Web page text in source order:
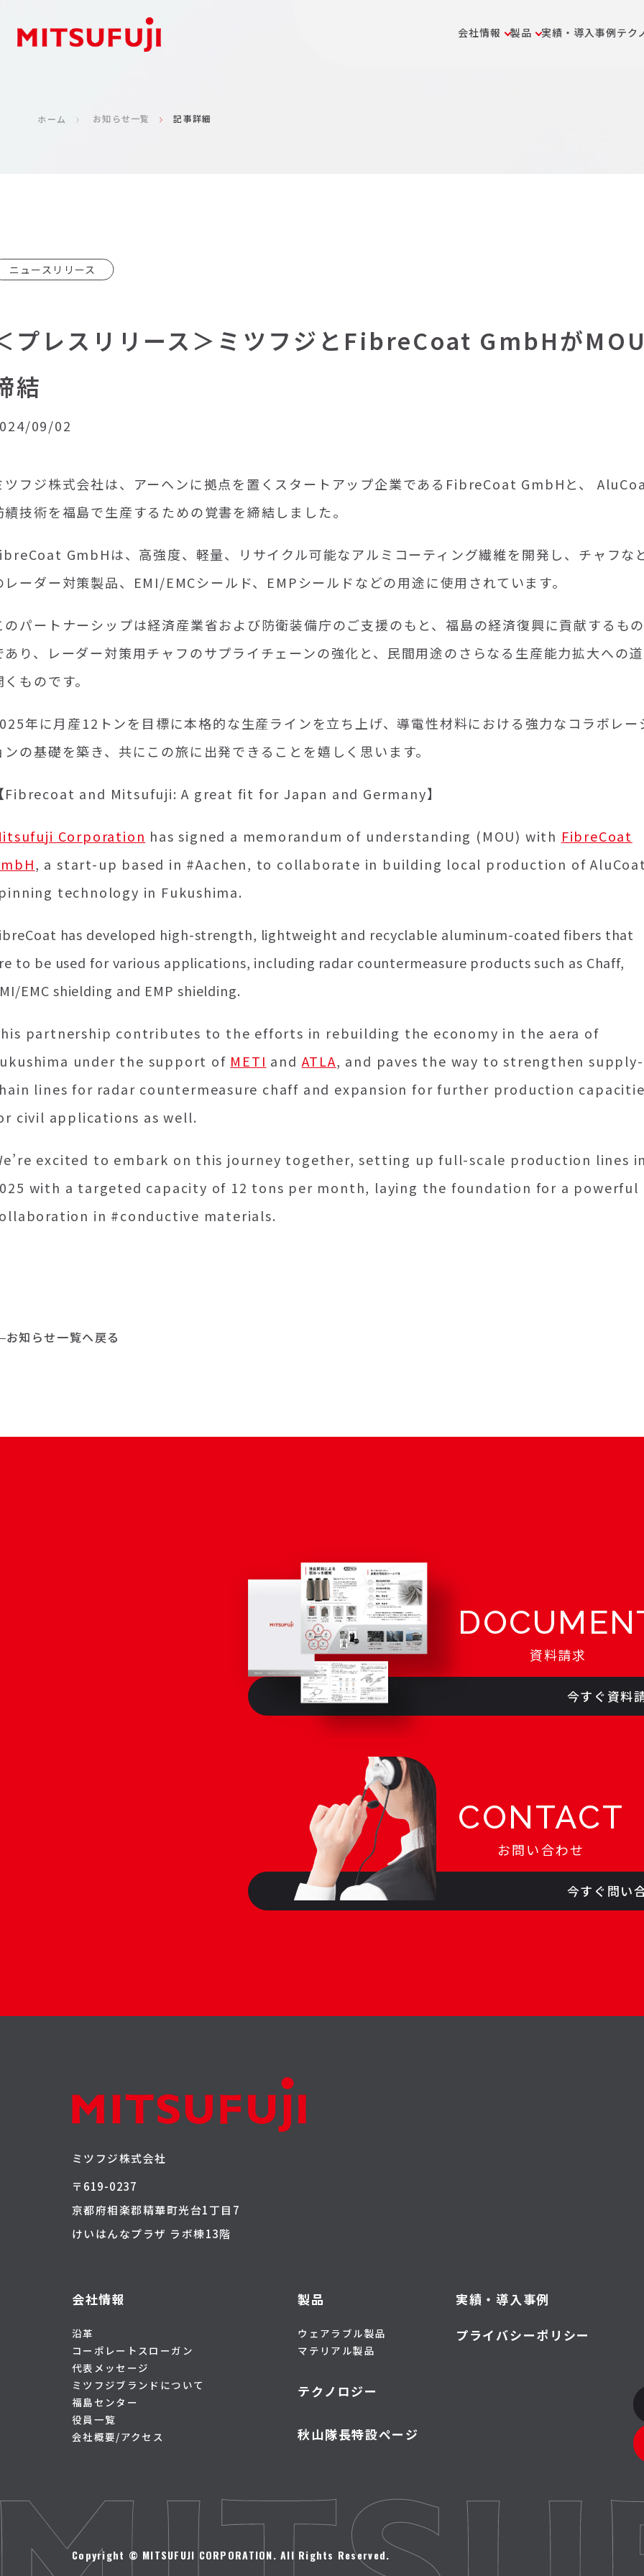
会社情報 製品 実績・導入事例テク
ホーム お知らせ一覧 記事詳細
ニュースリリース
プレスリリース＞ミツフジとFibreCoat GmbHが
結
09/02
ツフジ株式会社は、アーヘンに拠点を置くスタートアップ企業である FibreCoat GmbHと、
績技術を福島で生産するための覚書を締結しました。
GmbHは、高強度、軽量、リサイクル可能なアルミコーティング繊維を開発し、チャフな
レーダー対策製品、 EMI/EMCシールド、 EMPシールドなどの用途に使用されています。
のパートナーシップは経済産業省および防衛装備庁のご支援のもと、福島の経済復興に貢献するも
あり、レーダー対策用チャフのサプライチェーンの強化と、民間用途のさらなる生産能力拡大への
くものです。
年に月産12 トンを目標に本格的な生産ラインを立ち上げ、導電性材料における強力なコラボレー
ンの基礎を築き、共にこの旅に出発できることを嬉しく思います。
Fibrecoat and Mitsufuji: A great fit for Japan and Germany】
Corporation has signed a memorandum of understanding (MOU) with FibreCoat
, a start-up based in #Aachen, to collaborate in building local production of
technology in Fukushima.
has developed high-strength, lightweight and recyclable aluminum-coated fibers that
to be used for various applications, including radar countermeasure products such as Chaff,
EMC shielding and EMP shielding.
partnership contributes to the efforts in rebuilding the economy in the aera of
under the support of METI andATLA, and paves the way to strengthen supply-
lines for radar countermeasure chaff and expansion for further production
civil applications as well.
excited to embark on this journey together, setting up full-scale production lines
with a targeted capacity of 12 tons per month, laying the foundation for a powerful
in #conductive materials.
お知らせ一覧へ戻る
資料請求
今すぐ資料
CONTACT
お問い合わせ
今すぐ問い
ミツフジ株式会社
〒619-0237
京都府相楽郡精華町光台1丁目7
けいはんなプラザ ラボ棟13階
会社情報
沿革
コーポレートスローガン
代表メッセージ
ミツフジブランドについて
福島センター
役員一覧
会社概要/アクセス
製品
ウェアラブル製品
マテリアル製品
テクノロジー
秋山隊長特設ページ
実績・導入事例
プライバシーポリシー
Copyright © MITSUFUJI CORPORATION. All Rights Reserved.